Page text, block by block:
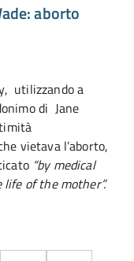
aborto
utilizzando a
di Jane
vietava l’aborto,
“by medical
of the mother”.